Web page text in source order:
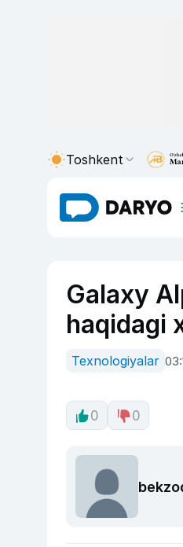
Toshkent
Galaxy
haqidagi
Texnologiyalar
0 0